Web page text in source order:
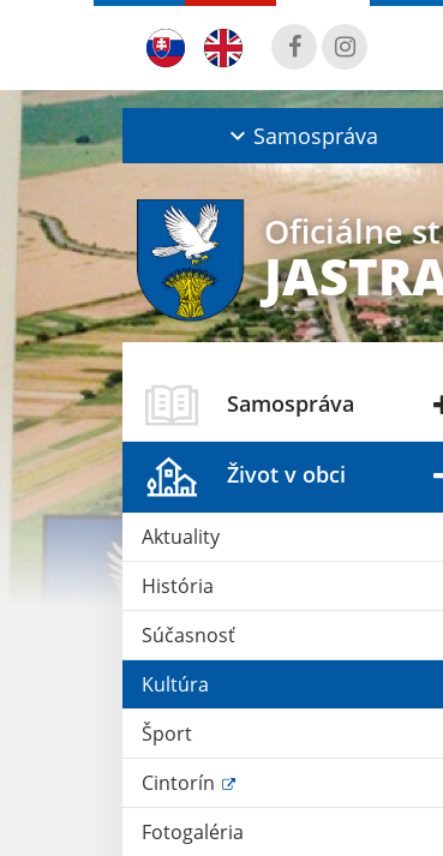
Samospráva
Oficiálne
Samospráva
Život v obci
Aktuality
História
Súčasnosť
Kultúra
Šport
Cintorín
Fotogaléria